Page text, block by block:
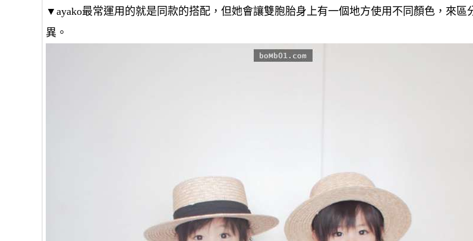
▼ayako最常運用的就是同款的搭配，但她會讓雙胞胎身上有一個地方使用不同顏色，來區
異。